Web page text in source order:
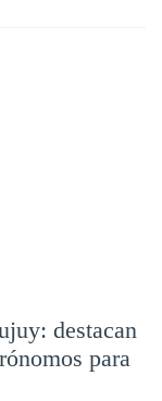
destacan
para